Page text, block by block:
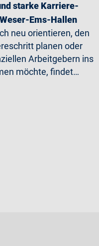
starke Karriere-
Ems-Hallen
neu orientieren, den
planen oder
Arbeitgebern ins
möchte, findet…